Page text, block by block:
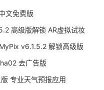
文免费版
高级版解锁 AR虚拟试妆
v6.1.5.2 解锁高级版
去广告版
专业天气预报应用